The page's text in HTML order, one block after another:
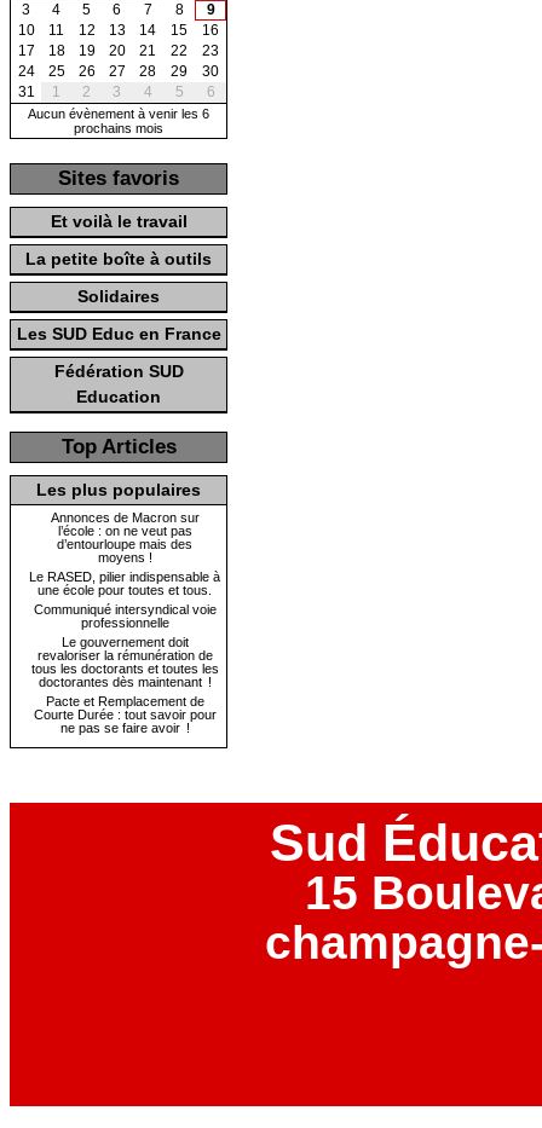
3
4 5 6 7 8
9
10
11 12 13 14 15
16
17
18 19 20 21 22
23
24
25 26 27 28 29
30
31
1 2 3 4 5 6
Aucun évènement à venir les 6
prochains mois
Sites favoris
Et voilà le travail
La petite boîte à outils
Solidaires
Les SUD Educ en France
Fédération SUD
Education
Top Articles
Les plus populaires
Annonces de Macron sur
l’école : on ne veut pas
d’entourloupe mais des
moyens !
Le RASED, pilier indispensable à
une école pour toutes et tous.
Communiqué intersyndical voie
professionnelle
Le gouvernement doit
revaloriser la rémunération de
tous les doctorants et toutes les
doctorantes dès maintenant !
Pacte et Remplacement de
Courte Durée : tout savoir pour
ne pas se faire avoir !
Sud
15